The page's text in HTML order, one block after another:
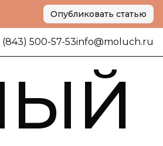
Опубликовать статью
(843) 500-57-53info@moluch.ru